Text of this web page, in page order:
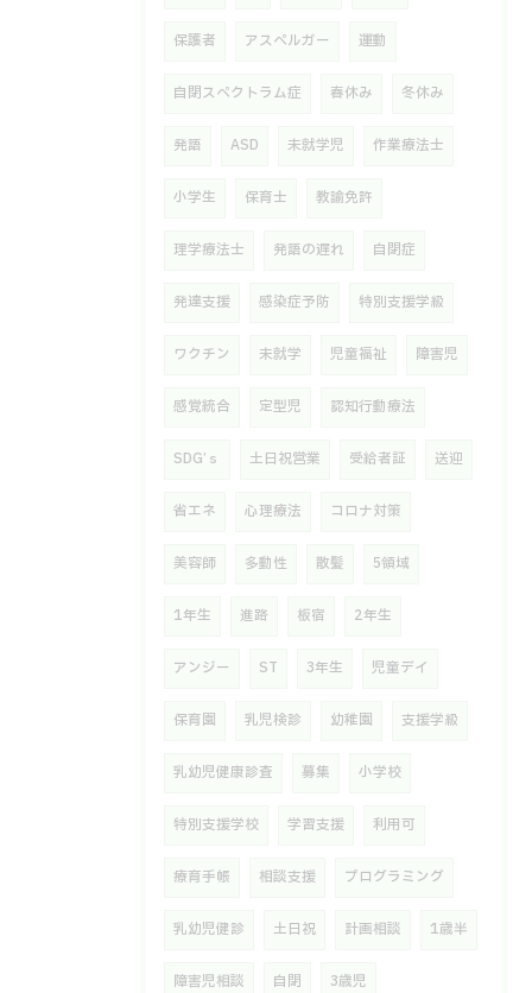
保護者 アスペルガー 運動
自閉スペクトラム症 春休み 冬休み
発語 ASD 未就学児 作業療法士
小学生 保育士 教諭免許
理学療法士 発語の遅れ 自閉症
発達支援 感染症予防 特別支援学級
ワクチン 未就学 児童福祉 障害児
感覚統合 定型児 認知行動療法
SDG’ｓ 土日祝営業 受給者証 送迎
省エネ 心理療法 コロナ対策
美容師 多動性 散髪 5領域
1年生 進路 板宿 2年生
アンジー ST 3年生 児童デイ
保育園 乳児検診 幼稚園 支援学級
乳幼児健康診査 募集 小学校
特別支援学校 学習支援 利用可
療育手帳 相談支援 プログラミング
乳幼児健診 土日祝 計画相談 1歳半
障害児相談 自閉 3歳児